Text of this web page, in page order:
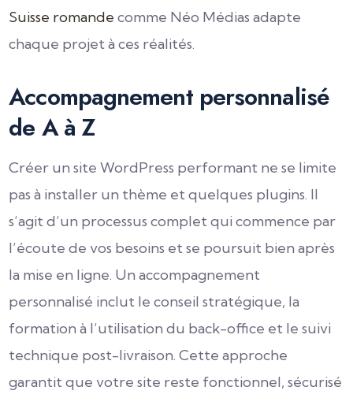
Suisse romande comme Néo Médias adapte
chaque projet à ces réalités.
Accompagnement personnalisé
de A à Z
Créer un site WordPress performant ne se limite
pas à installer un thème et quelques plugins. Il
s’agit d’un processus complet qui commence par
l’écoute de vos besoins et se poursuit bien après
la mise en ligne. Un accompagnement
personnalisé inclut le conseil stratégique, la
formation à l’utilisation du back-office et le suivi
technique post-livraison. Cette approche
garantit que votre site reste fonctionnel, sécurisé